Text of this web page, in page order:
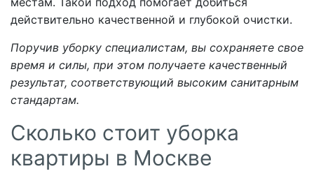
действительно качественной и глубокой очистки.
Поручив уборку специалистам, вы сохраняете свое
время и силы, при этом получаете качественный
результат, соответствующий высоким санитарным
стандартам.
Сколько стоит уборка
квартиры в Москве